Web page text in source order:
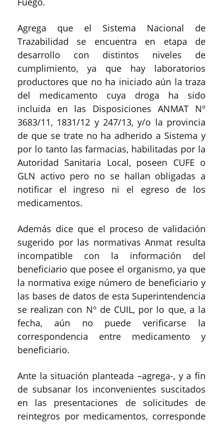
Agrega que el Sistema Nacional de
Trazabilidad se encuentra en etapa de
desarrollo con distintos niveles de
cumplimiento, ya que hay laboratorios
productores que no ha iniciado aún la traza
del medicamento cuya droga ha sido
incluida en las Disposiciones ANMAT Nº
3683/11, 1831/12 y 247/13, y/o la provincia
de que se trate no ha adherido a Sistema y
por lo tanto las farmacias, habilitadas por la
Autoridad Sanitaria Local, poseen CUFE o
GLN activo pero no se hallan obligadas a
notificar el ingreso ni el egreso de los
medicamentos.
Además dice que el proceso de validación
sugerido por las normativas Anmat resulta
incompatible con la información del
beneficiario que posee el organismo, ya que
la normativa exige número de beneficiario y
las bases de datos de esta Superintendencia
se realizan con Nº de CUIL, por lo que, a la
fecha, aún no puede verificarse la
correspondencia entre medicamento y
beneficiario.
Ante la situación planteada –agrega-, y a fin
de subsanar los inconvenientes suscitados
en las presentaciones de solicitudes de
reintegros por medicamentos, corresponde